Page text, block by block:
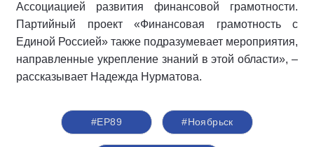
Ассоциацией развития финансовой грамотности.
Партийный проект «Финансовая грамотность с
Единой Россией» также подразумевает мероприятия,
направленные укрепление знаний в этой области», –
рассказывает Надежда Нурматова.
#ЕР89 #Ноябрьск